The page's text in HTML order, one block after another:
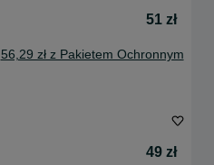
51 zł
56,29 zł z Pakietem Ochronnym
49 zł